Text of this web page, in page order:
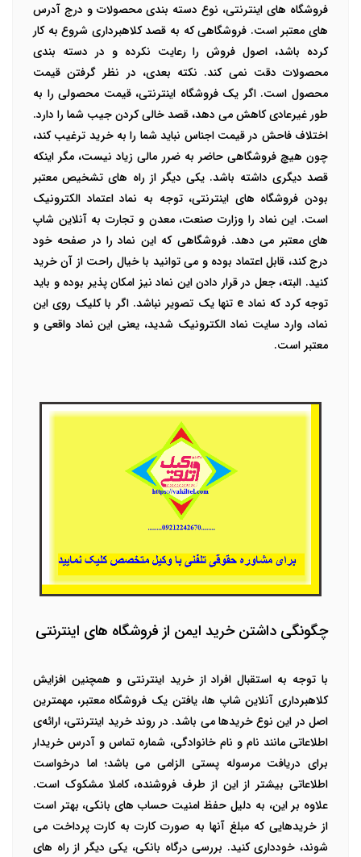
فروشگاه های اینترنتی، نوع دسته بندی محصولات و درج آدرس
های معتبر است. فروشگاهی که به قصد کلاهبرداری شروع به کار
کرده باشد، اصول فروش را رعایت نکرده و در دسته بندی
محصولات دقت نمی کند. نکته بعدی، در نظر گرفتن قیمت
محصول است. اگر یک فروشگاه اینترنتی، قیمت محصولی را به
طور غیرعادی کاهش می دهد، قصد خالی کردن جیب شما را دارد.
اختلاف فاحش در قیمت اجناس نباید شما را به خرید ترغیب کند،
چون هیچ فروشگاهی حاضر به ضرر مالی زیاد نیست، مگر اینکه
قصد دیگری داشته باشد. یکی دیگر از راه های تشخیص معتبر
بودن فروشگاه های اینترنتی، توجه به نماد اعتماد الکترونیک
است. این نماد را وزارت صنعت، معدن و تجارت به آنلاین شاپ
های معتبر می دهد. فروشگاهی که این نماد را در صفحه خود
درج کند، قابل اعتماد بوده و می توانید با خیال راحت از آن خرید
کنید. البته، جعل در قرار دادن این نماد نیز امکان پذیر بوده و باید
توجه کرد که نماد e تنها یک تصویر نباشد. اگر با کلیک روی این
نماد، وارد سایت نماد الکترونیک شدید، یعنی این نماد واقعی و
معتبر است.
چگونگی داشتن خرید ایمن از فروشگاه های اینترنتی
با توجه به استقبال افراد از خرید اینترنتی و همچنین افزایش
کلاهبرداری آنلاین شاپ ها، یافتن یک فروشگاه معتبر، مهمترین
اصل در این نوع خریدها می باشد. در روند خرید اینترنتی، ارائه‌ی
اطلاعاتی مانند نام و نام خانوادگی، شماره تماس و آدرس خریدار
برای دریافت مرسوله پستی الزامی می باشد؛ اما درخواست
اطلاعاتی بیشتر از این از طرف فروشنده، کاملا مشکوک است.
علاوه بر این، به دلیل حفظ امنیت حساب های بانکی، بهتر است
از خریدهایی که مبلغ آنها به صورت کارت به کارت پرداخت می
شوند، خودداری کنید. بررسی درگاه بانکی، یکی دیگر از راه های